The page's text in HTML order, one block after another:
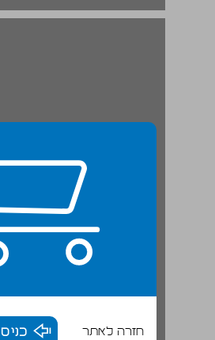
חלק 1 דימויים למרות הכול ... 25
חזרה לאתר